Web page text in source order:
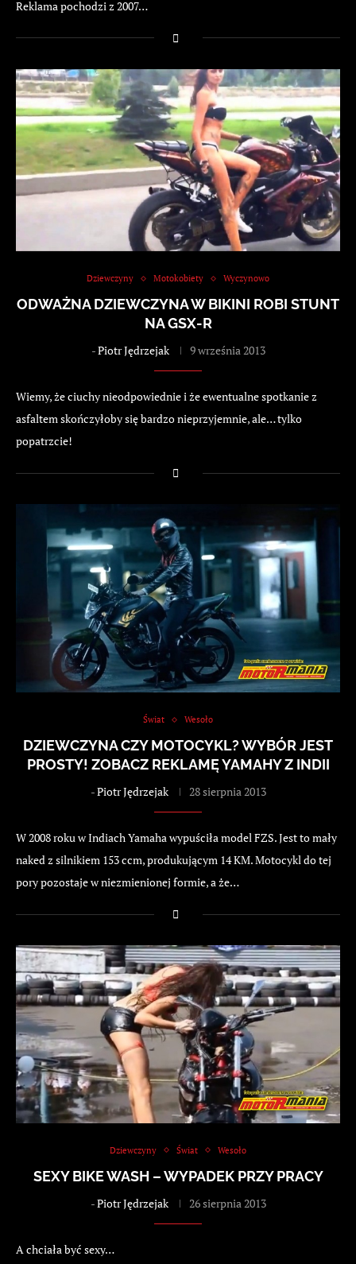
Reklama pochodzi z 2007…
Dziewczyny Motokobiety Wyczynowo
ODWAŻNA DZIEWCZYNA W BIKINI ROBI STUNT
NA GSX-R
-Piotr Jędrzejak 9 września 2013
Wiemy, że ciuchy nieodpowiednie i że ewentualne spotkanie z
asfaltem skończyłoby się bardzo nieprzyjemnie, ale… tylko
popatrzcie!
Świat Wesoło
DZIEWCZYNA CZY MOTOCYKL? WYBÓR JEST
PROSTY! ZOBACZ REKLAMĘ YAMAHY Z INDII
-Piotr Jędrzejak 28 sierpnia 2013
W 2008 roku w Indiach Yamaha wypuściła model FZS. Jest to mały
naked z silnikiem 153 ccm, produkującym 14 KM. Motocykl do tej
pory pozostaje w niezmienionej formie, a że…
Dziewczyny Świat Wesoło
SEXY BIKE WASH – WYPADEK PRZY PRACY
-Piotr Jędrzejak 26 sierpnia 2013
A chciała być sexy…